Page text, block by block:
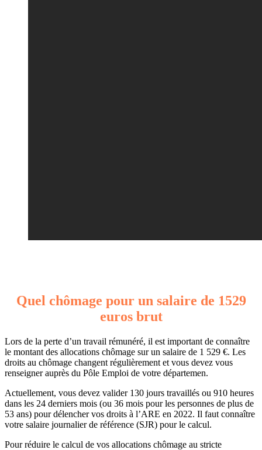
Quel chômage pour un salaire de 1529
euros brut
Lors de la perte d’un travail rémunéré, il est important de connaître
le montant des allocations chômage sur un salaire de 1 529 €. Les
droits au chômage changent régulièrement et vous devez vous
renseigner auprès du Pôle Emploi de votre départemen.
Actuellement, vous devez valider 130 jours travaillés ou 910 heures
dans les 24 derniers mois (ou 36 mois pour les personnes de plus de
53 ans) pour délencher vos droits à l’ARE en 2022. Il faut connaître
votre salaire journalier de référence (SJR) pour le calcul.
Pour réduire le calcul de vos allocations chômage au stricte